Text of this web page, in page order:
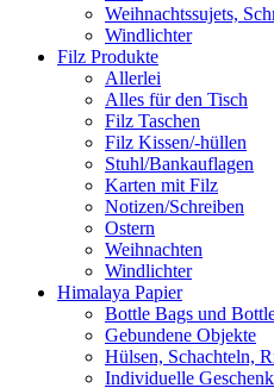
Weihnachtssujets,
Windlichter
Filz Produkte
Allerlei
Alles für den Tisch
Filz Taschen
Filz Kissen/-hüllen
Stuhl/Bankauflagen
Karten mit Filz
Notizen/Schreiben
Ostern
Weihnachten
Windlichter
Himalaya Papier
Bottle Bags und
Gebundene Objekte
Hülsen, Schachteln,
Individuelle